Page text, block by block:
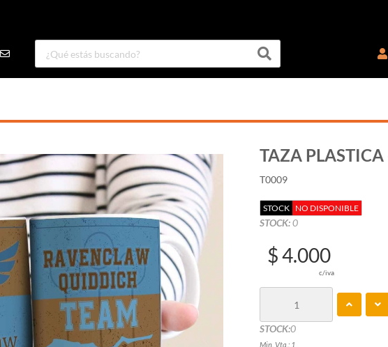
TAZA
T0009
STOCK NO DISPONIBLE
STOCK:0
$ 4.000
c/iva
STOCK:0
Min. Vta.: 1